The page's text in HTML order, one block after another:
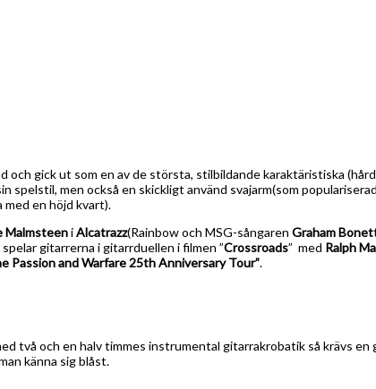
och gick ut som en av de största, stilbildande karaktäristiska
spelstil, men också en skickligt använd svajarm(som
med en höjd kvart).
MalmsteeniAlcatrazz(Rainbow och MSG-sångaren Graham
gitarrerna i gitarrduellen i filmen ”Crossroads” med Ralph
Passion andWarfare 25th Anniversary Tour”.
två och en halv timmes instrumental gitarrakrobatik så krävs
känna sig blåst.